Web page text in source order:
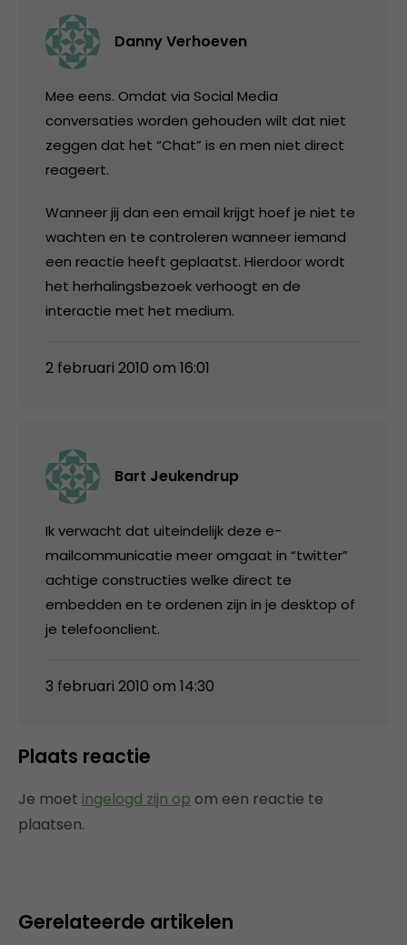
Danny Verhoeven
Mee eens. Omdat via Social Media
conversaties worden gehouden wilt dat niet
zeggen dat het “Chat” is en men niet direct
reageert.
Wanneer jij dan een email krijgt hoef je niet te
wachten en te controleren wanneer iemand
een reactie heeft geplaatst. Hierdoor wordt
het herhalingsbezoek verhoogt en de
interactie met het medium.
2 februari 2010 om 16:01
Bart Jeukendrup
Ik verwacht dat uiteindelijk deze e-
mailcommunicatie meer omgaat in “twitter”
achtige constructies welke direct te
embedden en te ordenen zijn in je desktop of
je telefoonclient.
3 februari 2010 om 14:30
Plaats reactie
Je moet ingelogd zijn op om een reactie te
plaatsen.
Gerelateerde artikelen